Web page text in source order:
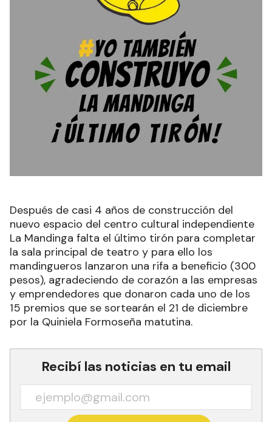
Después de casi 4 años de construcción del
nuevo espacio del centro cultural independiente
La Mandinga falta el último tirón para completar
la sala principal de teatro y para ello los
mandingueros lanzaron una rifa a beneficio (300
pesos), agradeciendo de corazón a las empresas
y emprendedores que donaron cada uno de los
15 premios que se sortearán el 21 de diciembre
por la Quiniela Formoseña matutina.
Recibí las noticias en tu email